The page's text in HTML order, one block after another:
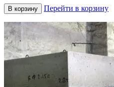
В корзину Перейти в корзину